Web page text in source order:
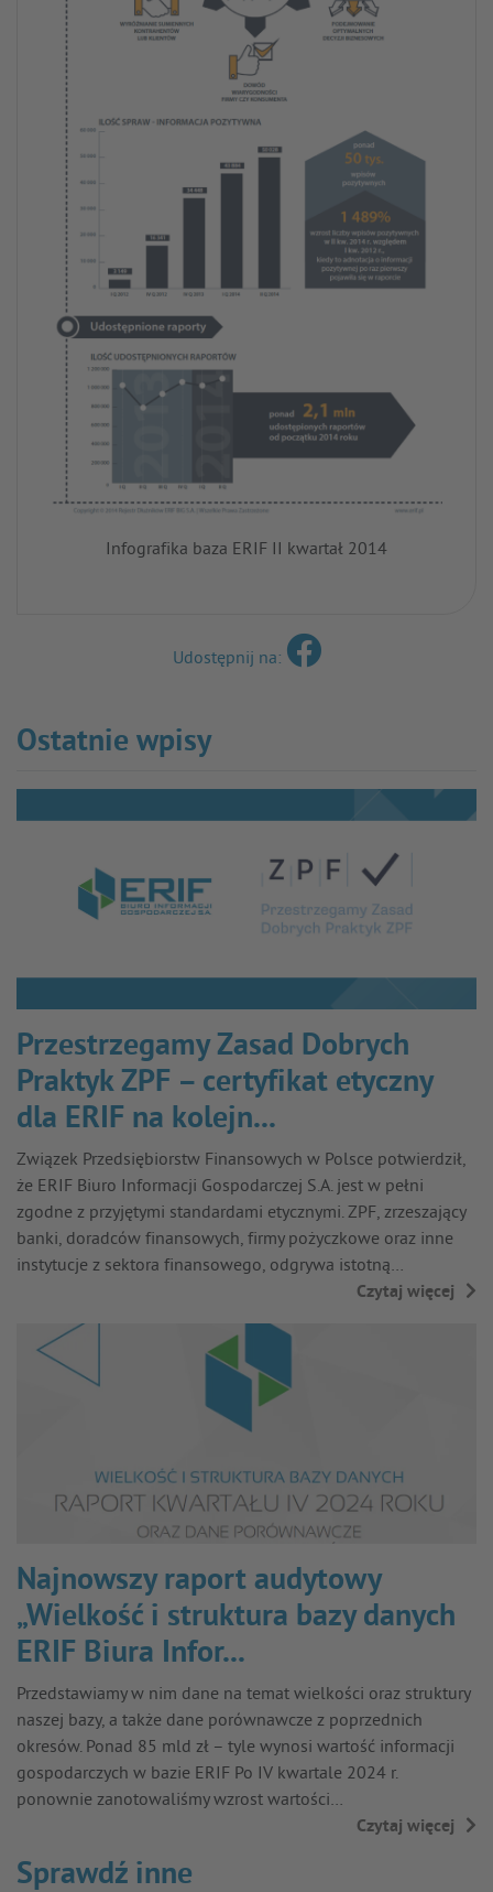
Infografika baza ERIF II kwartał 2014
Udostępnij na:
Ostatnie wpisy
Przestrzegamy Zasad Dobrych
Praktyk ZPF – certyfikat etyczny
dla ERIF na kolejn...
Związek Przedsiębiorstw Finansowych w Polsce potwierdził,
że ERIF Biuro Informacji Gospodarczej S.A. jest w pełni
zgodne z przyjętymi standardami etycznymi. ZPF, zrzeszający
banki, doradców finansowych, firmy pożyczkowe oraz inne
instytucje z sektora finansowego, odgrywa istotną…
Czytaj więcej
Najnowszy raport audytowy
„Wielkość i struktura bazy danych
ERIF Biura Infor...
Przedstawiamy w nim dane na temat wielkości oraz struktury
naszej bazy, a także dane porównawcze z poprzednich
okresów. Ponad 85 mld zł – tyle wynosi wartość informacji
gospodarczych w bazie ERIF Po IV kwartale 2024 r.
ponownie zanotowaliśmy wzrost wartości…
Czytaj więcej
Sprawdź inne